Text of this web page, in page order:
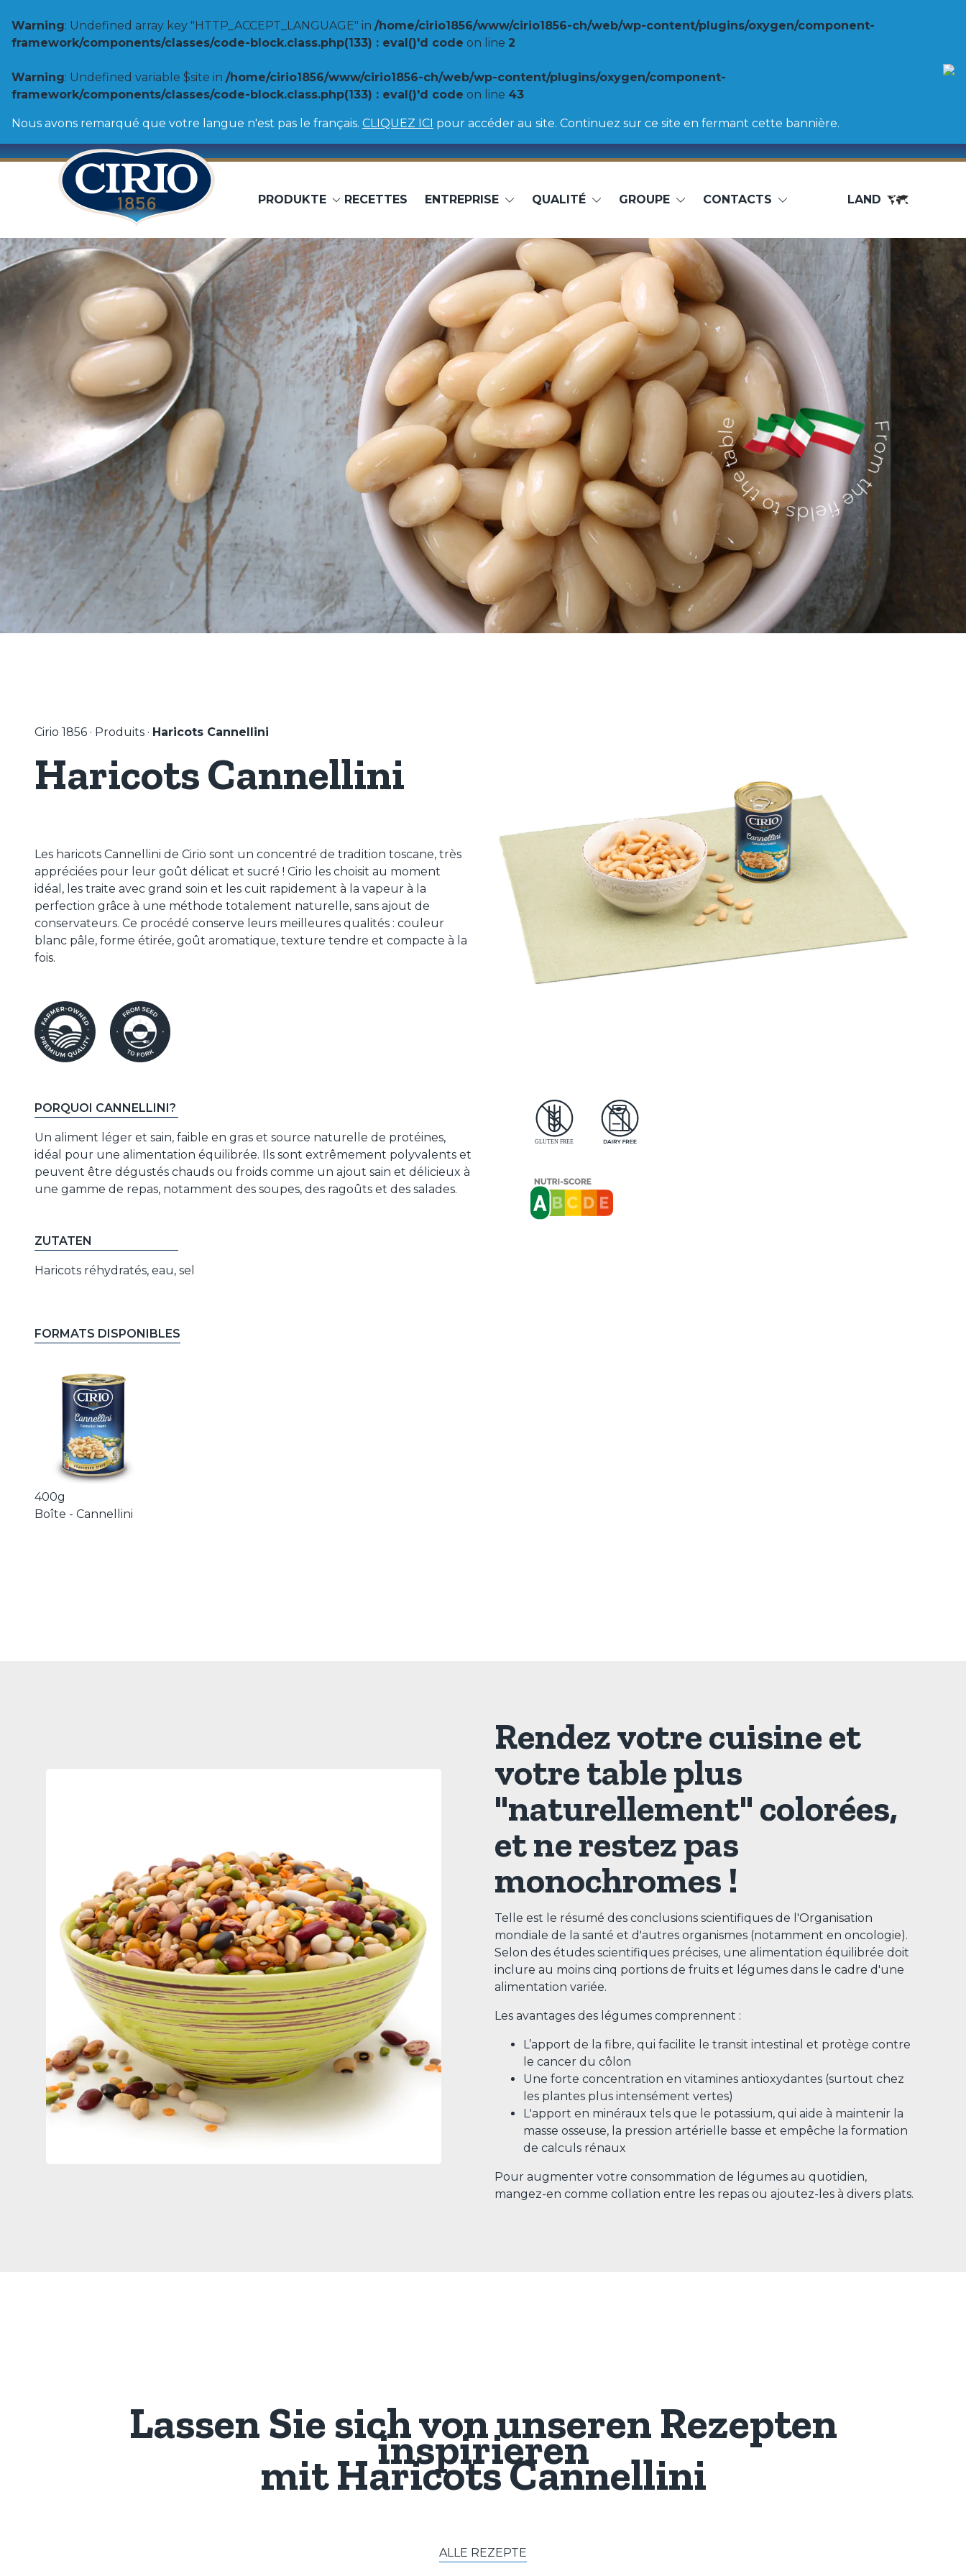
Warning: Undefined array key "HTTP_ACCEPT_LANGUAGE" in /home/cirio1856/www/cirio1856-ch/web/wp-content/plugins/oxygen/component-
framework/components/classes/code-block.class.php(133) : eval()'d code on line 2
Warning: Undefined variable $site in /home/cirio1856/www/cirio1856-ch/web/wp-content/plugins/oxygen/component-
framework/components/classes/code-block.class.php(133) : eval()'d code on line 43
Nous avons remarqué que votre langue n'est pas le français. CLIQUEZ ICI pour accéder au site. Continuez sur ce site en fermant cette bannière.
PRODUKTE
Tomaten
Pulpe de tomates
Purée de tomates
Gamme Toscane
Tomates entières pelées
Double concentré de
Filets de tomates
Tomate cerise
Tomate datterino
Tomates tamisées Rustica
Biologisch
Spezialitäten
Sauces pour pâtes
Sauces pour pizzas
Légumes et Céréales
Hülsenfrüchte
Haricots Cannellini
Lentilles
Pois chiches
Haricots Borlotti
Haricots blancs
Haricots rouges
Le maïs sucré
Pois verts
Fachmann
Pulpe de tomates
Purée de tomates
Tomates entières pelées
Tomates cerises
Pulpe dense
Pulpe fine
Pizza sauce
Garniture pour pizza
Sauce - La Gustosa
RECETTES ENTREPRISE QUALITÉ GROUPE CONTACTS LAND
From the fields to the table
Cirio 1856 · Produits · Haricots Cannellini
Haricots Cannellini
Les haricots Cannellini de Cirio sont un concentré de tradition toscane, très
appréciées pour leur goût délicat et sucré ! Cirio les choisit au moment
idéal, les traite avec grand soin et les cuit rapidement à la vapeur à la
perfection grâce à une méthode totalement naturelle, sans ajout de
conservateurs. Ce procédé conserve leurs meilleures qualités : couleur
blanc pâle, forme étirée, goût aromatique, texture tendre et compacte à la
fois.
PORQUOI CANNELLINI?
Un aliment léger et sain, faible en gras et source naturelle de protéines,
idéal pour une alimentation équilibrée. Ils sont extrêmement polyvalents et
peuvent être dégustés chauds ou froids comme un ajout sain et délicieux à
une gamme de repas, notamment des soupes, des ragoûts et des salades.
ZUTATEN
Haricots réhydratés, eau, sel
FORMATS DISPONIBLES
400g
Boîte - Cannellini
Rendez votre cuisine et
votre table plus
"naturellement" colorées,
et ne restez pas
monochromes !
Telle est le résumé des conclusions scientifiques de l'Organisation
mondiale de la santé et d'autres organismes (notamment en oncologie).
Selon des études scientifiques précises, une alimentation équilibrée doit
inclure au moins cinq portions de fruits et légumes dans le cadre d'une
alimentation variée.
Les avantages des légumes comprennent :
L’apport de la fibre, qui facilite le transit intestinal et protège contre
le cancer du côlon
Une forte concentration en vitamines antioxydantes (surtout chez
les plantes plus intensément vertes)
L'apport en minéraux tels que le potassium, qui aide à maintenir la
masse osseuse, la pression artérielle basse et empêche la formation
de calculs rénaux
Pour augmenter votre consommation de légumes au quotidien,
mangez-en comme collation entre les repas ou ajoutez-les à divers plats.
Lassen Sie sich von unseren Rezepten
inspirieren
mitHaricots Cannellini
ALLE REZEPTE